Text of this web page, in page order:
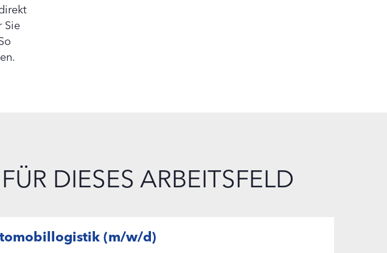
Sie
DIESES ARBEITSFELD
(m/w/d)